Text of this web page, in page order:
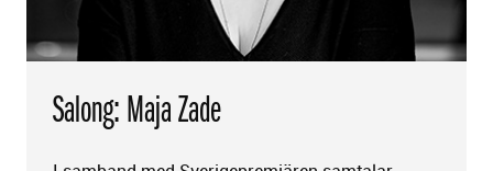
Salong: Maja Zade